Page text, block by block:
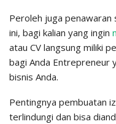
Peroleh juga penawaran
ini, bagi kalian yang ingin
atau CV langsung miliki
bagi Anda Entrepreneur
bisnis Anda.
Pentingnya pembuatan
terlindungi dan bisa